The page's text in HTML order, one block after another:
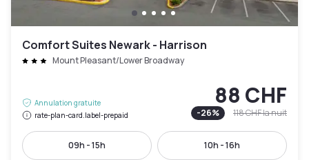
Comfort Suites Newark - Harrison
Mount Pleasant/Lower Broadway
Annulation gratuite
rate-plan-card.label-prepaid
88 CHF
-26% 118 CHFla nuit
09h - 15h 10h - 16h